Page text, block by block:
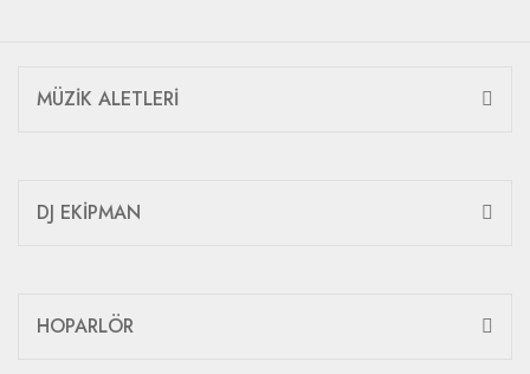
MÜZİK ALETLERİ
DJ EKİPMAN
HOPARLÖR